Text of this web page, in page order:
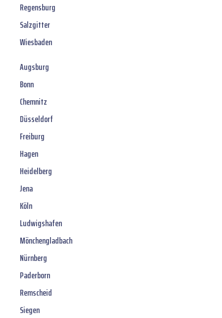
Regensburg
Salzgitter
Wiesbaden
Augsburg
Bonn
Chemnitz
Düsseldorf
Freiburg
Hagen
Heidelberg
Jena
Köln
Ludwigshafen
Mönchengladbach
Nürnberg
Paderborn
Remscheid
Siegen